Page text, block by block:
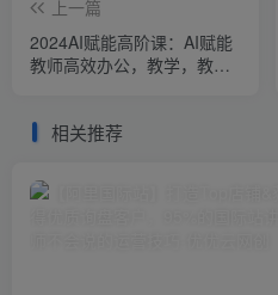
上一篇
2024AI赋能高阶课：AI赋能
教师高效办公，教学，教研
相关推荐